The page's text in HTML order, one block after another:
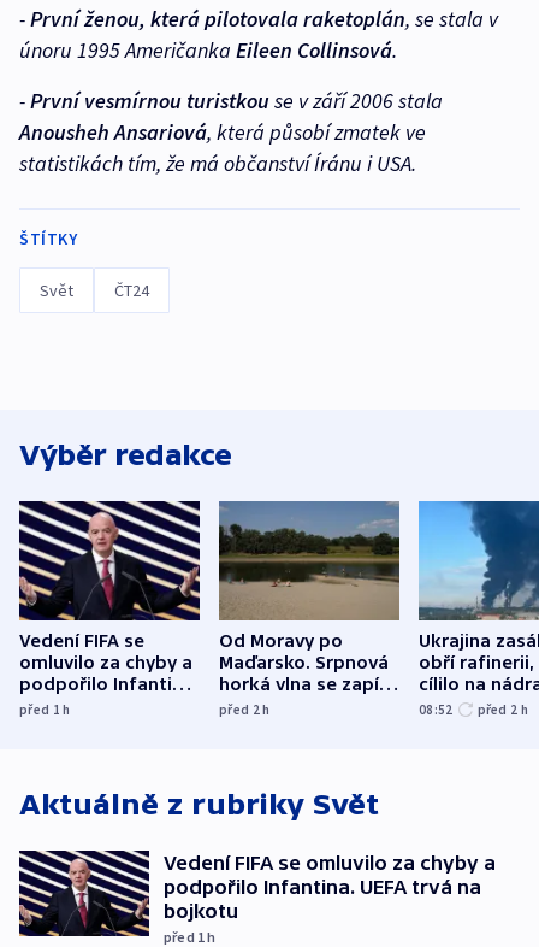
-První ženou, která pilotovala raketoplán, se stala v
únoru 1995 Američanka Eileen Collinsová.
-První vesmírnou turistkouse v září 2006 stala
Anousheh Ansariová, která působí zmatek ve
statistikách tím, že má občanství Íránu i USA.
ŠTÍTKY
Svět ČT24
Výběr redakce
Vedení FIFA se
omluvilo za chyby a
podpořilo Infantina.
UEFA trvá na
před 1h
Od Moravy po
Maďarsko. Srpnová
horká vlna se zapíše
do dějin
před 2h
Ukrajina
obří rafinerii,
cílilo na
autobus
08:52 před 2 h
Aktuálně z rubriky Svět
Vedení FIFA se omluvilo za chyby a
podpořilo Infantina. UEFA trvá na
bojkotu
před 1h